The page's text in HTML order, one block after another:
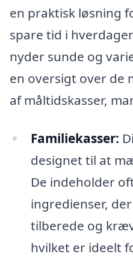
en praktisk løsning
spare tid i
nyder sunde og
en oversigt over de
af måltidskasser,
Familiekasser:
designet til at
De indeholder
ingredienser,
tilberede og
hvilket er ideelt